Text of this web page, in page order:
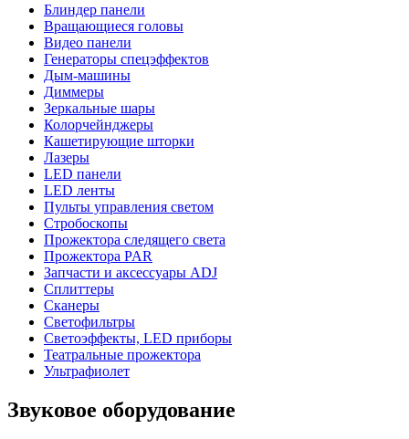
Блиндер панели
Вращающиеся головы
Видео панели
Генераторы спецэффектов
Дым-машины
Диммеры
Зеркальные шары
Колорчейнджеры
Кашетирующие шторки
Лазеры
LED панели
LED ленты
Пульты управления светом
Стробоскопы
Прожектора следящего света
Прожектора PAR
Запчасти и аксессуары ADJ
Сплиттеры
Сканеры
Светофильтры
Светоэффекты, LED приборы
Театральные прожектора
Ультрафиолет
Звуковое оборудование